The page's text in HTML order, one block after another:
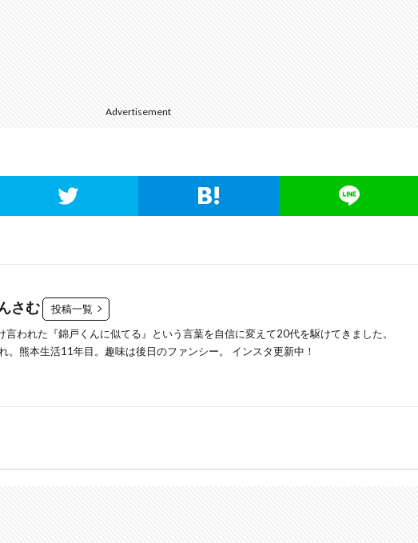
Advertisement
さむ
投稿一覧
言われた『錦戸くんに似てる』という言葉を自信に変えて20代を駆けてきました。
。熊本生活11年目。趣味は後日のファンシー。 インスタ更新中！